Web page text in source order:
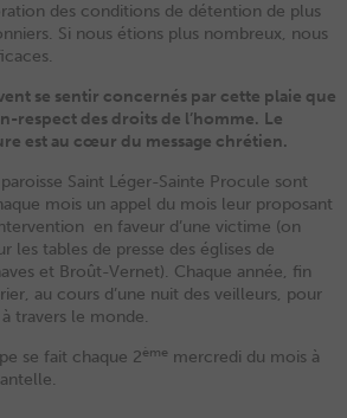
des conditions de détention de plus
Si nous étions plus nombreux, nous
se sentir concernés par cette plaie que
respect des droits de l’homme. Le
est au cœur du message chrétien.
Saint Léger-Sainte Procule sont
mois un appel du mois leur proposant
en faveur d’une victime (on
les tables de presse des églises de
et Broût-Vernet). Chaque année, fin
au cours d’une nuit des veilleurs, pour
travers le monde.
se fait chaque 2ème mercredi du mois à